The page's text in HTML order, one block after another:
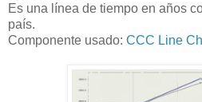
Es una línea de tiempo en años
país.
Componente usado: CCC Line